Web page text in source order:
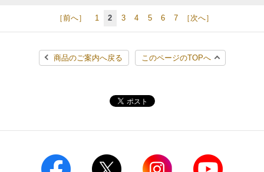
［前へ］ 1 2 3 4 5 6 7 ［次へ］
商品のご案内へ戻る このページのTOPへ